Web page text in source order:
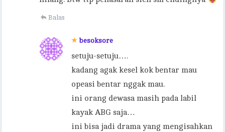
Balas
besoksore
setuju-setuju….
kadang agak kesel kok bentar mau
opeasi bentar nggak mau.
ini orang dewasa masih pada labil
kayak ABG saja…
ini bisa jadi drama yang mengisahkan